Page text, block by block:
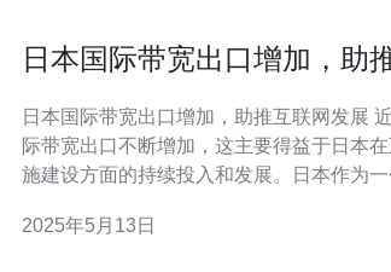
日本国际带宽出口增加，助
日本国际带宽出口增加，助推互联网发展 近年来，日本国
际带宽出口不断增加，这主要得益于日本
施建设方面的持续投入和发展。日本作为
速、稳定网络的需求，日本政府和企业都在
2025年5月13日